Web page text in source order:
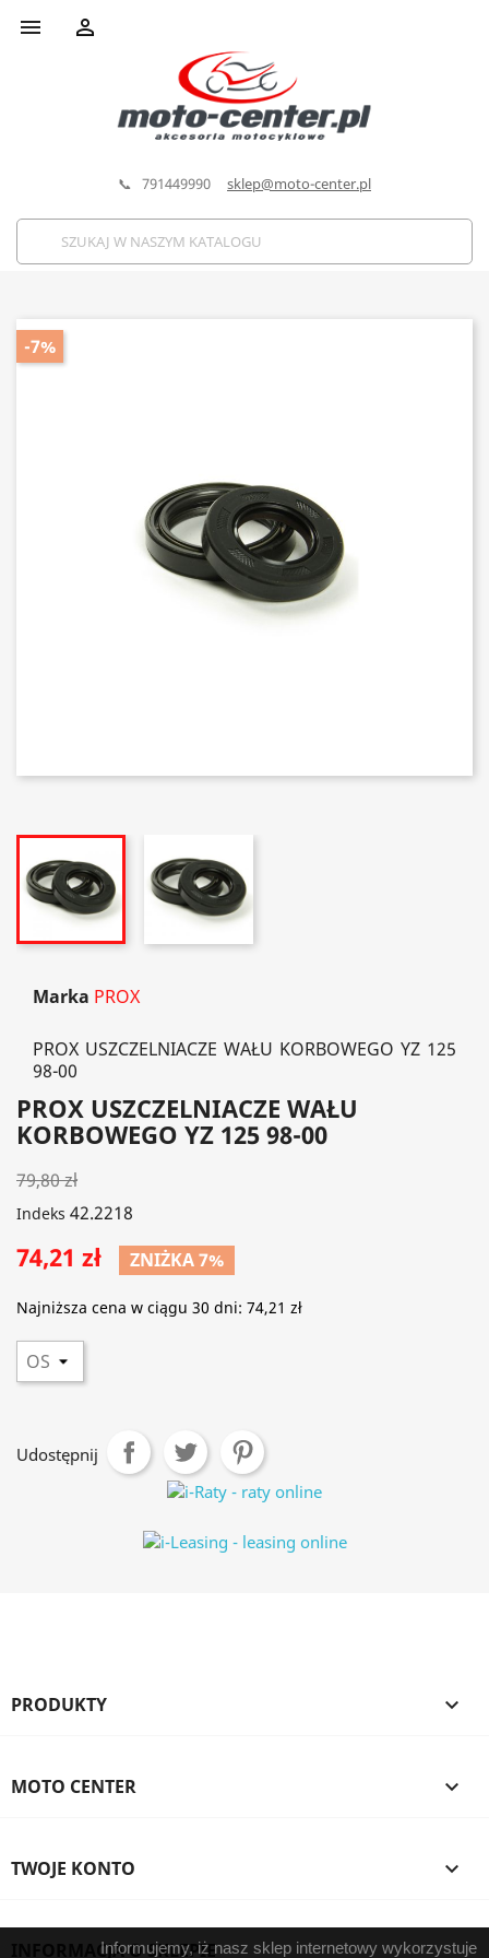
 
📞 791449990 sklep@moto-center.pl
-7%
Marka PROX
PROX USZCZELNIACZE WAŁU KORBOWEGO YZ 125
98-00
PROX USZCZELNIACZE WAŁU
KORBOWEGO YZ 125 98-00
79,80 zł
Indeks 42.2218
74,21 zł ZNIŻKA 7%
Najniższa cena w ciągu 30 dni: 74,21 zł
Udostępnij
PRODUKTY 
MOTO CENTER 
TWOJE KONTO 
INFORMACJA O SKLEPIE
Informujemy, iż nasz sklep internetowy wykorzystuje